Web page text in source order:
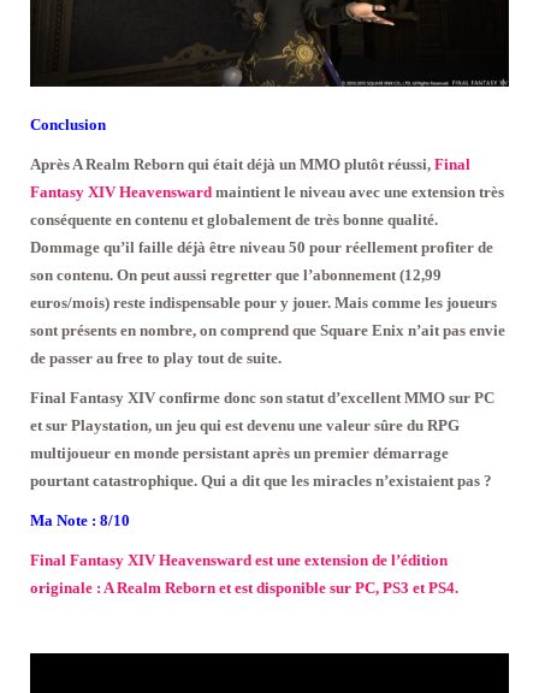
Conclusion
Après A Realm Reborn qui était déjà un MMO plutôt réussi, Final
Fantasy XIV Heavensward maintient le niveau avec une extension très
conséquente en contenu et globalement de très bonne qualité.
Dommage qu’il faille déjà être niveau 50 pour réellement profiter de
son contenu. On peut aussi regretter que l’abonnement (12,99
euros/mois) reste indispensable pour y jouer. Mais comme les joueurs
sont présents en nombre, on comprend que Square Enix n’ait pas envie
de passer au free to play tout de suite.
Final Fantasy XIV confirme donc son statut d’excellent MMO sur PC
et sur Playstation, un jeu qui est devenu une valeur sûre du RPG
multijoueur en monde persistant après un premier démarrage
pourtant catastrophique. Qui a dit que les miracles n’existaient pas ?
Ma Note : 8/10
Final Fantasy XIV Heavensward est une extension de l’édition
originale : A Realm Reborn et est disponible sur PC, PS3 et PS4.